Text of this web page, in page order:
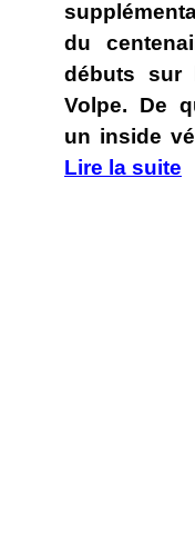
du
débuts sur
Volpe. De
un inside
Lire la suite